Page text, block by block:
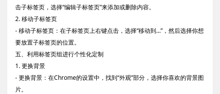
击子标签页，选择“编辑子标签页”来添加或删除内容。
2. 移动子标签页
- 移动子标签页：在子标签页上右键点击，选择“移动到…”，然后选择你想
要放置子标签页的位置。
五、利用标签页组进行个性化定制
1. 更换背景
- 更换背景：在Chrome的设置中，找到“外观”部分，选择你喜欢的背景图
片。